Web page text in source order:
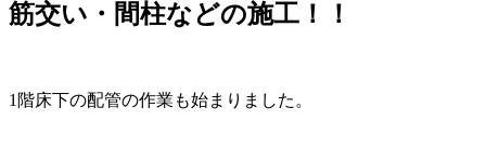
筋交い・間柱などの施工！！
1階床下の配管の作業も始まりました。